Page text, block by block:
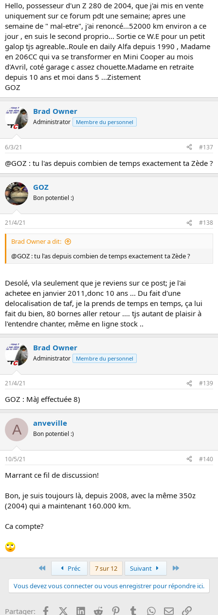
Hello, possesseur d'un Z 280 de 2004, que j'ai mis en vente
uniquement sur ce forum pdt une semaine; apres une
semaine de " mal-etre", j'ai renoncé...52000 km environ a ce
jour , en suis le second proprio... Sortie ce W.E pour un petit
galop tjs agreable..Roule en daily Alfa depuis 1990 , Madame
en 206CC qui va se transformer en Mini Cooper au mois
d'Avril, coté garage c assez chouette.Madame en retraite
depuis 10 ans et moi dans 5 ...Zistement
GOZ
Brad Owner
Administrator Membre du personnel
6/3/21 #137
@GOZ : tu l'as depuis combien de temps exactement ta Zède ?
GOZ
Bon potentiel :)
21/4/21 #138
Brad Owner a dit:
@GOZ : tu l'as depuis combien de temps exactement ta Zède ?
Desolé, vla seulement que je reviens sur ce post; je l'ai
achetee en janvier 2011,donc 10 ans ... Du fait d'une
delocalisation de taf, je la prends de temps en temps, ça lui
fait du bien, 80 bornes aller retour .... tjs autant de plaisir à
l'entendre chanter, même en ligne stock ..
Brad Owner
Administrator Membre du personnel
21/4/21 #139
GOZ : MàJ effectuée 8)
A anveville
Bon potentiel :)
10/5/21 #140
Marrant ce fil de discussion!
Bon, je suis toujours là, depuis 2008, avec la même 350z
(2004) qui a maintenant 160.000 km.
Ca compte?
PremierPréc 7 sur 12 Suivant
Vous devez vous connecter ou vous enregistrer pour répondre ici.
Partager: FacebookX (Twitter)
LinkedInReddit PinterestTumblrWhatsApp
EmailLien